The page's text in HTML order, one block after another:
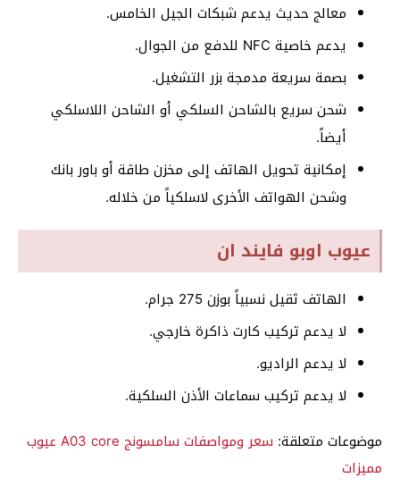
معالج حديث يدعم شبكات الجيل الخامس.
يدعم خاصية NFC للدفع من الجوال.
بصمة سريعة مدمجة بزر التشغيل.
شحن سريع بالشاحن السلكي أو الشاحن اللاسلكي
أيضاً.
إمكانية تحويل الهاتف إلى مخزن طاقة أو باور بانك
وشحن الهواتف الأخرى لاسلكياً من خلاله.
عيوب اوبو فايند ان
الهاتف ثقيل نسبياً بوزن 275 جرام.
لا يدعم تركيب كارت ذاكرة خارجي.
لا يدعم الراديو.
لا يدعم تركيب سماعات الأذن السلكية.
موضوعات متعلقة:
سعر ومواصفات سامسونج A03 core عيوب
مميزات